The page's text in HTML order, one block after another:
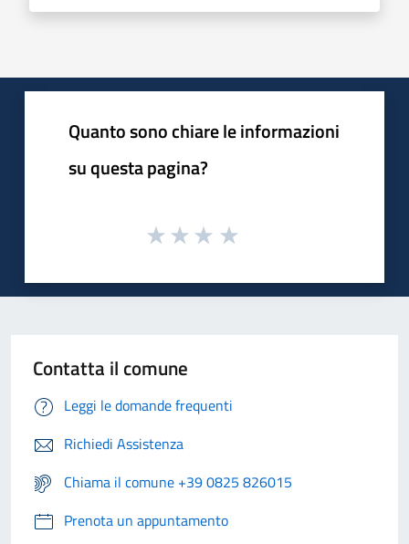
Quanto sono chiare le informazioni
su questa pagina?
Contatta il comune
Leggi le domande frequenti
Richiedi Assistenza
Chiama il comune +39 0825 826015
Prenota un appuntamento